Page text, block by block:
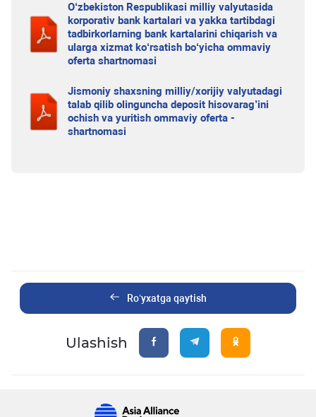
O‘zbekiston Respublikasi milliy valyutasida
korporativ bank kartalari va yakka tartibdagi
tadbirkorlarning bank kartalarini chiqarish va
ularga xizmat ko‘rsatish bo‘yicha ommaviy
oferta shartnomasi
Jismoniy shaxsning milliy/xorijiy valyutadagi
talab qilib olinguncha deposit hisovarag’ini
ochish va yuritish ommaviy oferta -
shartnomasi
Ro’yxatga qaytish
Ulashish